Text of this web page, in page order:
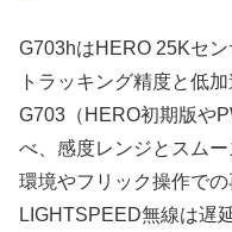
G703hはHERO 25Kセン
トラッキング精度と低
G703（HERO初期版や
べ、感度レンジとスム
環境やフリック操作での
LIGHTSPEED無線は遅